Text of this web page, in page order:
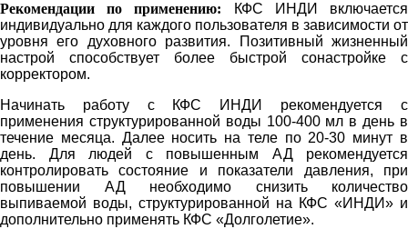
Рекомендации по применению: КФС ИНДИ включается
индивидуально для каждого пользователя в зависимости от
уровня его духовного развития. Позитивный жизненный
настрой способствует более быстрой сонастройке с
корректором.
Начинать работу с КФС ИНДИ рекомендуется с
применения структурированной воды 100-400 мл в день в
течение месяца. Далее носить на теле по 20-30 минут в
день. Для людей с повышенным АД рекомендуется
контролировать состояние и показатели давления, при
повышении АД необходимо снизить количество
выпиваемой воды, структурированной на КФС «ИНДИ» и
дополнительно применять КФС «Долголетие».